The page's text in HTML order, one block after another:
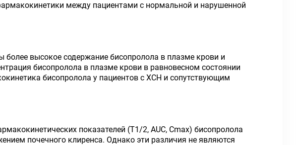
между пациентами с нормальной и нарушенной
высокое содержание бисопролола в плазме крови и
бисопролола в плазме крови в равновесном состоянии
бисопролола у пациентов с ХСН и сопутствующим
показателей (Т1/2, AUC, Сmах) бисопролола
почечного клиренса. Однако эти различия не являются